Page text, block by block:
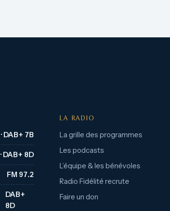
DAB+ 7B
DAB+ 8D
FM 97.2
DAB+
8D
LA RADIO
La grille des programmes
Les podcasts
L’équipe & les bénévoles
Radio Fidélité recrute
Faire un don